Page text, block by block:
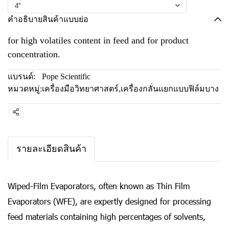
4"
คำอธิบายสินค้าแบบย่อ
for high volatiles content in feed and for product
concentration.
แบรนด์:
Pope Scientific
หมวดหมู่:เครื่องมือวิทยาศาสตร์,เครื่องกลั่นแยกแบบฟิล์มบาง
แชร์
รายละเอียดสินค้า
Wiped-Film Evaporators, often known as Thin Film
Evaporators (WFE), are expertly designed for processing
feed materials containing high percentages of solvents,